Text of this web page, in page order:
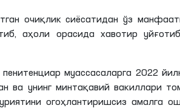
очиқлик сиёсатидан ўз
аҳоли орасида хавотир
пенитенциар муассасаларга 2022
ва унинг минтақавий вакиллари
огоҳлантиришсиз амалга